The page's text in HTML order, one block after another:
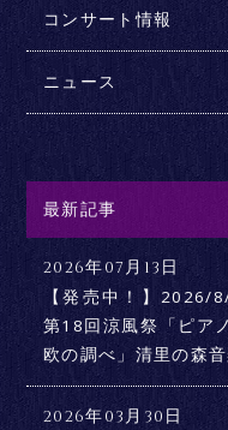
コンサート情報
ニュース
最新記事
2026年07月13日
【発売中！】2026/
第18回涼風祭「ピア
欧の調べ」清里の森
2026年03月30日